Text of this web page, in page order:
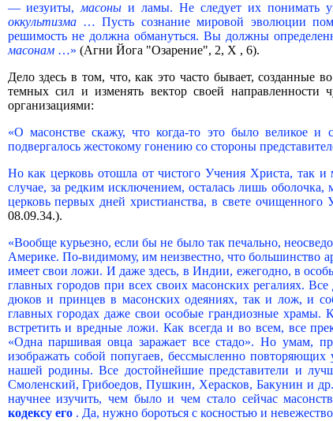
— иезуиты,масоныи ламы. Не следует их понимать
оккультизма … Пусть сознание мировой эволюции
решимость не должна обмануться. Вы должны
масонам …» (Агни Йога "Озарение", 2, X , 6).
Дело здесь в том, что, как это часто бывает, созданные
темных сил и изменять вектор своей
организациями:
«О масонстве скажу, что когда-то это было великое и
подвергалось жестокому гонению со стороны
Но как церковь отошла от чистого Учения Христа, так и
случае, за редким исключением, осталась лишь
церковь первых дней христианства, в свете
08.09.34.).
«Вообще курьезно, если бы не было так печально,
Америке. По-видимому, им неизвестно, что большинство
имеет свои ложи. И даже здесь, в Индии, ежегодно, в
главных городов при всех своих масонских регалиях.
дюков и принцев в масонских одеяниях, так и лож, и
главных городах даже свои особые грандиозные храмы.
встретить и вредные ложи. Как всегда и во всем, все
«Одна паршивая овца заражает все стадо». Но умам,
изображать собой попугаев, бессмысленно
нашей родины. Все достойнейшие представители и
Смоленский, Грибоедов, Пушкин, Херасков, Бакунин и
научнее изучить, чем было и чем стало сейчас
кодексу его . Да, нужно бороться с косностью и